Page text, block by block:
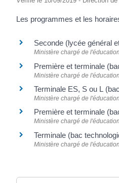
Les programmes et les
Seconde (lycée général
Ministère chargé de l'éducation
Première et terminale
Ministère chargé de l'éducation
Terminale ES, S ou L
Ministère chargé de l'éducation
Première et terminale
Ministère chargé de l'éducation
Terminale (bac
Ministère chargé de l'éducation